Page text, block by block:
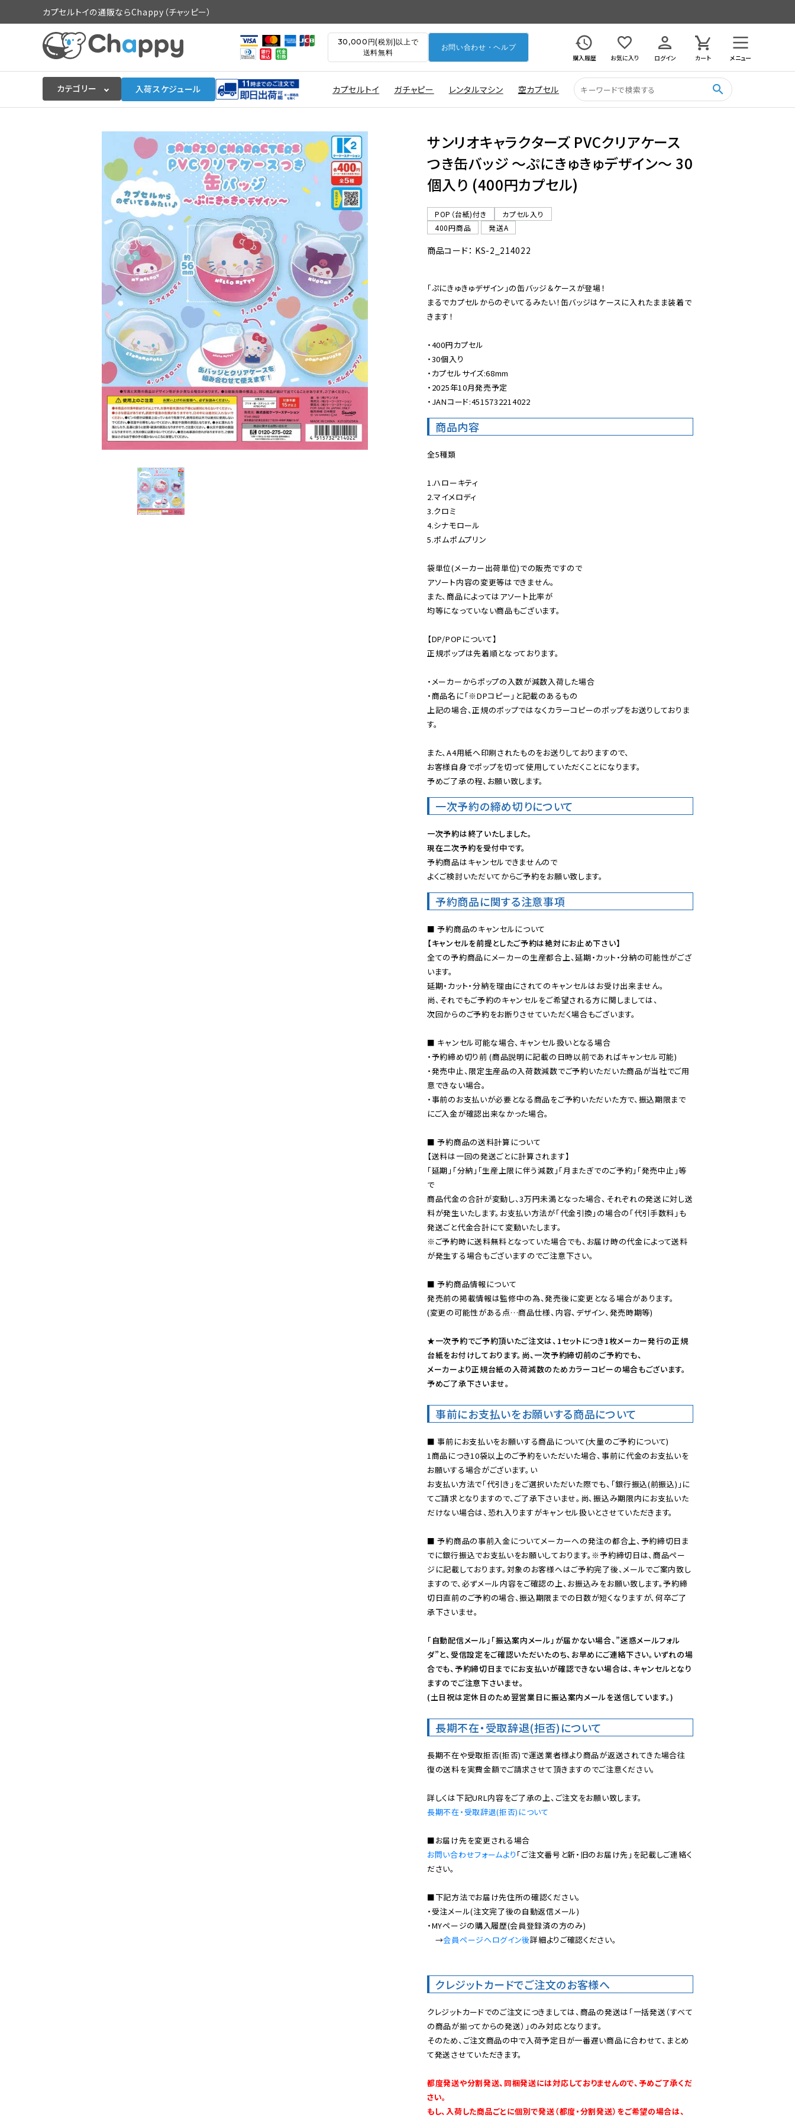
カプセルトイの通販ならChappy（チャッピー）
30,000円(税別)以上で
送料無料
お問い合わせ・ヘルプ
購入履歴
お気に入り ログイン カート メニュー
カテゴリー 入荷スケジュール カプセルトイ ガチャピー レンタルマシン 空カプセル search
入荷スケジュールをチェック
カプセルトイマシン本体
販促用カプセルトイ
よくあるご質問
ご利用ガイド
06-6282-7659
サンリオキャラクターズ PVCクリアケース
つき缶バッジ ～ぷにきゅきゅデザイン～ 30
個入り (400円カプセル)
POP（台紙)付き
カプセル入り
400円商品
発送A
商品コード： KS-2_214022
「ぷにきゅきゅデザイン」の缶バッジ＆ケースが登場！
まるでカプセルからのぞいてるみたい！缶バッジはケースに入れたまま装着で
きます！
・400円カプセル
・30個入り
・カプセルサイズ:68mm
・2025年10月発売予定
・JANコード:4515732214022
商品内容
全5種類
1.ハローキティ
2.マイメロディ
3.クロミ
4.シナモロール
5.ポムポムプリン
袋単位(メーカー出荷単位)での販売ですので
アソート内容の変更等はできません。
また、商品によってはアソート比率が
均等になっていない商品もございます。
【DP/POPについて】
正規ポップは先着順となっております。
・メーカーからポップの入数が減数入荷した場合
・商品名に「※DPコピー」と記載のあるもの
上記の場合、正規のポップではなくカラーコピーのポップをお送りしておりま
す。
また、A4用紙へ印刷されたものをお送りしておりますので、
お客様自身でポップを切って使用していただくことになります。
予めご了承の程、お願い致します。
一次予約の締め切りについて
一次予約は終了いたしました。
現在二次予約を受付中です。
予約商品はキャンセルできませんので
よくご検討いただいてからご予約をお願い致します。
予約商品に関する注意事項
【キャンセルを前提としたご予約は絶対にお止め下さい】
全ての予約商品にメーカーの生産都合上、延期・カット・分納の可能性がござ
います。
延期・カット・分納を理由にされてのキャンセルはお受け出来ません。
尚、それでもご予約のキャンセルをご希望される方に関しましては、
次回からのご予約をお断りさせていただく場合もございます。
■ キャンセル可能な場合、キャンセル扱いとなる場合
・予約締め切り前 (商品説明に記載の日時以前であればキャンセル可能)
・発売中止、限定生産品の入荷数減数でご予約いただいた商品が当社でご用
意できない場合。
・事前のお支払いが必要となる商品をご予約いただいた方で、振込期限まで
にご入金が確認出来なかった場合。
■ 予約商品の送料計算について
【送料は一回の発送ごとに計算されます】
「延期」「分納」「生産上限に伴う減数」「月またぎでのご予約」「発売中止」等
で
商品代金の合計が変動し、3万円未満となった場合、それぞれの発送に対し送
料が発生いたします。お支払い方法が「代金引換」の場合の「代引手数料」も
※ご予約時に送料無料となっていた場合でも、お届け時の代金によって送料
が発生する場合もございますのでご注意下さい。
■ 予約商品情報について
発売前の掲載情報は監修中の為、発売後に変更となる場合があります。
(変更の可能性がある点…商品仕様、内容、デザイン、発売時期等)
★一次予約でご予約頂いたご注文は、1セットにつき1枚メーカー発行の正規
台紙をお付けしております。尚、一次予約締切前のご予約でも、
メーカーより正規台紙の入荷減数のためカラーコピーの場合もございます。
予めご了承下さいませ。
事前にお支払いをお願いする商品について
■ 事前にお支払いをお願いする商品について(大量のご予約について)
1商品につき10袋以上のご予約をいただいた場合、事前に代金のお支払いを
お願いする場合がございます。い
お支払い方法で「代引き」をご選択いただいた際でも、「銀行振込(前振込)」に
てご請求となりますので、ご了承下さいませ。尚、振込み期限内にお支払いた
だけない場合は、恐れ入りますがキャンセル扱いとさせていただきます。
■ 予約商品の事前入金についてメーカーへの発注の都合上、予約締切日ま
でに銀行振込でお支払いをお願いしております。※予約締切日は、商品ペー
ジに記載しております。対象のお客様へはご予約完了後、メールでご案内致し
ますので、必ずメール内容をご確認の上、お振込みをお願い致します。予約締
切日直前のご予約の場合、振込期限までの日数が短くなりますが、何卒ご了
承下さいませ。
「自動配信メール」「振込案内メール」が届かない場合、”迷惑メールフォル
ダ”と、受信設定をご確認いただいたのち、お早めにご連絡下さい。いずれの場
合でも、予約締切日までにお支払いが確認できない場合は、キャンセルとなり
ますのでご注意下さいませ。
(土日祝は定休日のため翌営業日に振込案内メールを送信しています。)
長期不在・受取辞退(拒否)について
長期不在や受取拒否(拒否)で運送業者様より商品が返送されてきた場合往
復の送料を実費金額でご請求させて頂きますのでご注意ください。
長期不在・受取辞退(拒否)について
お問い合わせフォームより 「ご注文番号と新・旧のお届け先」を記載しご連絡く
ださい。
■下記方法でお届け先住所の確認ください。
・受注メール(注文完了後の自動返信メール)
・MYページの購入履歴(会員登録済の方のみ)
→会員ページへログイン後詳細よりご確認ください。
クレジットカードでご注文のお客様へ
クレジットカードでのご注文につきましては、商品の発送は「一括発送（すべて
の商品が揃ってからの発送）」のみ対応となります。
そのため、ご注文商品の中で入荷予定日が一番遅い商品に合わせて、まとめ
て発送させていただきます。
都度発送や分割発送、同梱発送には対応しておりませんので、予めご了承くだ
さい。
もし、入荷した商品ごとに個別で発送（都度・分割発送）をご希望の場合は、